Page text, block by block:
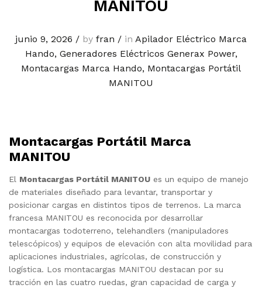
MANITOU
junio 9, 2026 / by fran / in Apilador Eléctrico Marca
Hando, Generadores Eléctricos Generax Power,
Montacargas Marca Hando, Montacargas Portátil
MANITOU
Montacargas Portátil Marca
MANITOU
El Montacargas Portátil MANITOU es un equipo de manejo
de materiales diseñado para levantar, transportar y
posicionar cargas en distintos tipos de terrenos. La marca
francesa MANITOU es reconocida por desarrollar
montacargas todoterreno, telehandlers (manipuladores
telescópicos) y equipos de elevación con alta movilidad para
aplicaciones industriales, agrícolas, de construcción y
logística. Los montacargas MANITOU destacan por su
tracción en las cuatro ruedas, gran capacidad de carga y